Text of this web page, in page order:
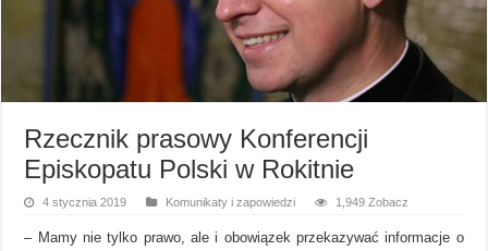
Rzecznik prasowy Konferencji
Episkopatu Polski w Rokitnie
4 stycznia 2019 Komunikaty i zapowiedzi 1,949 Zobacz
– Mamy nie tylko prawo, ale i obowiązek przekazywać informacje o